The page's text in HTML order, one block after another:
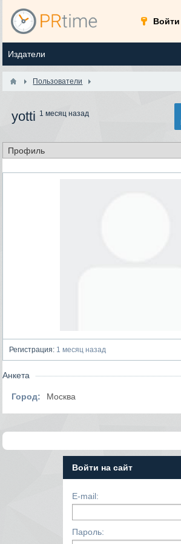
Войти
Пользователи
yotti 1 месяц назад
Регистрация: 1 месяц назад
Анкета
Город: Москва
Войти на сайт
E-mail:
Пароль: